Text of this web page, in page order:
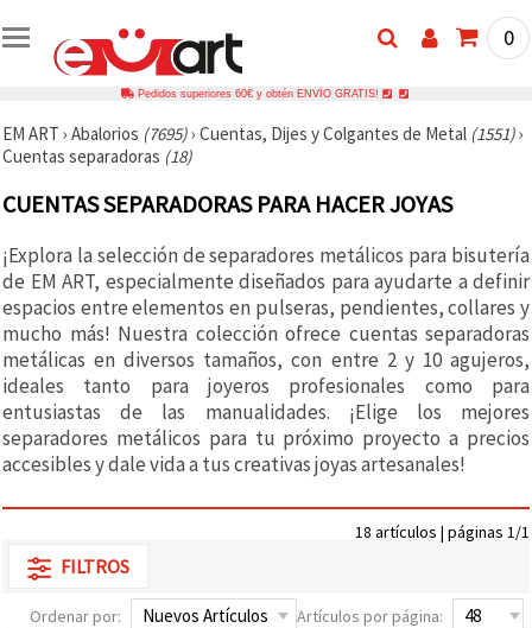
0
Pedidos superiores 60€ y obtén ENVÍO GRATIS!
EM ART › Abalorios (7695)› Cuentas, Dijes y Colgantes de Metal (1551)›
Cuentas separadoras (18)
CUENTAS SEPARADORAS PARA HACER JOYAS
¡Explora la selección de separadores metálicos para bisutería
de EM ART, especialmente diseñados para ayudarte a definir
espacios entre elementos en pulseras, pendientes, collares y
mucho más! Nuestra colección ofrece cuentas separadoras
metálicas en diversos tamaños, con entre 2 y 10 agujeros,
ideales tanto para joyeros profesionales como para
entusiastas de las manualidades. ¡Elige los mejores
separadores metálicos para tu próximo proyecto a precios
accesibles y dale vida a tus creativas joyas artesanales!
18 artículos | páginas 1/1
FILTROS
Ordenar por: Artículos por página: